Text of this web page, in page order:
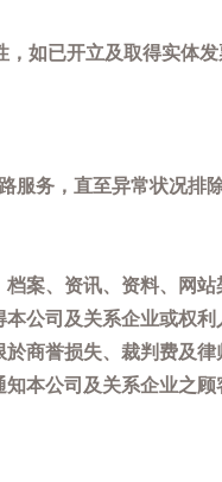
如已开立及取得实体
服务，直至异常状况排除
案、资讯、资料、网
公司及关系企业或权
商誉损失、裁判费及律
本公司及关系企业之顾